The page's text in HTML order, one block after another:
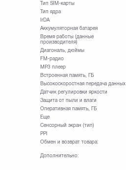
Тип SIM-карты
Тип ядра
IrDA
Аккумуляторная батарея
Время работы (данные
производителя)
Диагональ, дюймы
FM-радио
MP3 плеер
Встроенная память, ГБ
Высокоскоростная передача данных
Датчик регулировки яркости
Защита от пыли и влаги
Оперативная память, ГБ
Еще
Сенсорный экран (тип)
PPI
Обмен и возврат товара:
Дополнительно: